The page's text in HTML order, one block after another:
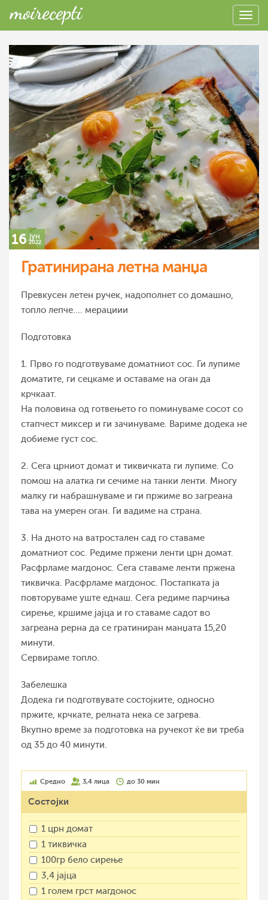
16 јун
2022
Гратинирана летна манџа
Превкусен летен ручек, надополнет со домашно,
топло лепче.... мерациии
Подготовка
1. Прво го подготвуваме доматниот сос. Ги лупиме
доматите, ги сецкаме и оставаме на оган да
крчкаат.
На половина од готвењето го поминуваме сосот со
стапчест миксер и ги зачинуваме. Вариме додека не
добиеме густ сос.
2. Сега црниот домат и тиквичката ги лупиме. Со
помош на алатка ги сечиме на танки ленти. Многу
малку ги набрашнуваме и ги пржиме во загреана
тава на умерен оган. Ги вадиме на страна.
3. На дното на ватростален сад го ставаме
доматниот сос. Редиме пржени ленти црн домат.
Расфрламе магдонос. Сега ставаме ленти пржена
тиквичка. Расфрламе магдонос. Постапката ја
повторуваме уште еднаш. Сега редиме парчиња
сирење, кршиме јајца и го ставаме садот во
загреана рерна да се гратиниран манџата 15,20
минути.
Сервираме топло.
Забелешка
Додека ги подготвувате состојките, односно
пржите, крчкате, релната нека се загрева.
Вкупно време за подготовка на ручекот ќе ви треба
од 35 до 40 минути.
Средно 3,4 лица до 30 мин
Состојки
1 црн домат
1 тиквичка
100гр бело сирење
3,4 јајца
1 голем грст магдонос